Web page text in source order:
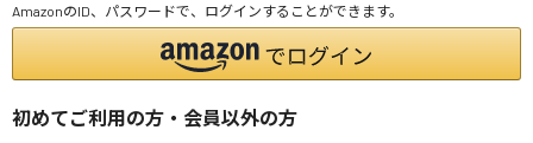
AmazonのID、パスワードで、ログインすることができます。
初めてご利用の方・会員以外の方